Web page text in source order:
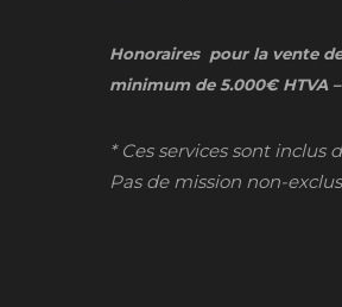
Honoraires pour la vente de
minimum de 5.000€ HTVA
* Ces services sont inclus
Pas de mission non-